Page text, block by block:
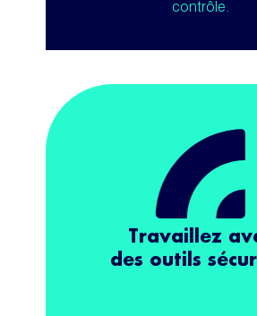
contrôle.
Travaillez
des outils